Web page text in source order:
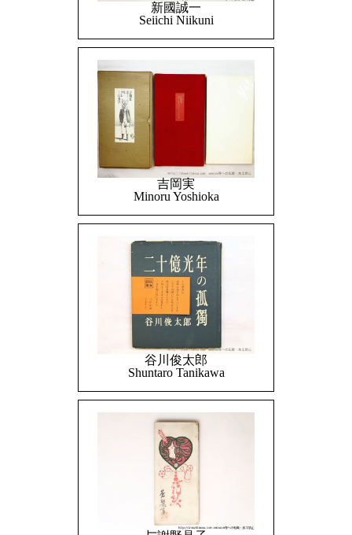
新國誠一
Seiichi Niikuni
吉岡実
Minoru Yoshioka
谷川俊太郎
Shuntaro Tanikawa